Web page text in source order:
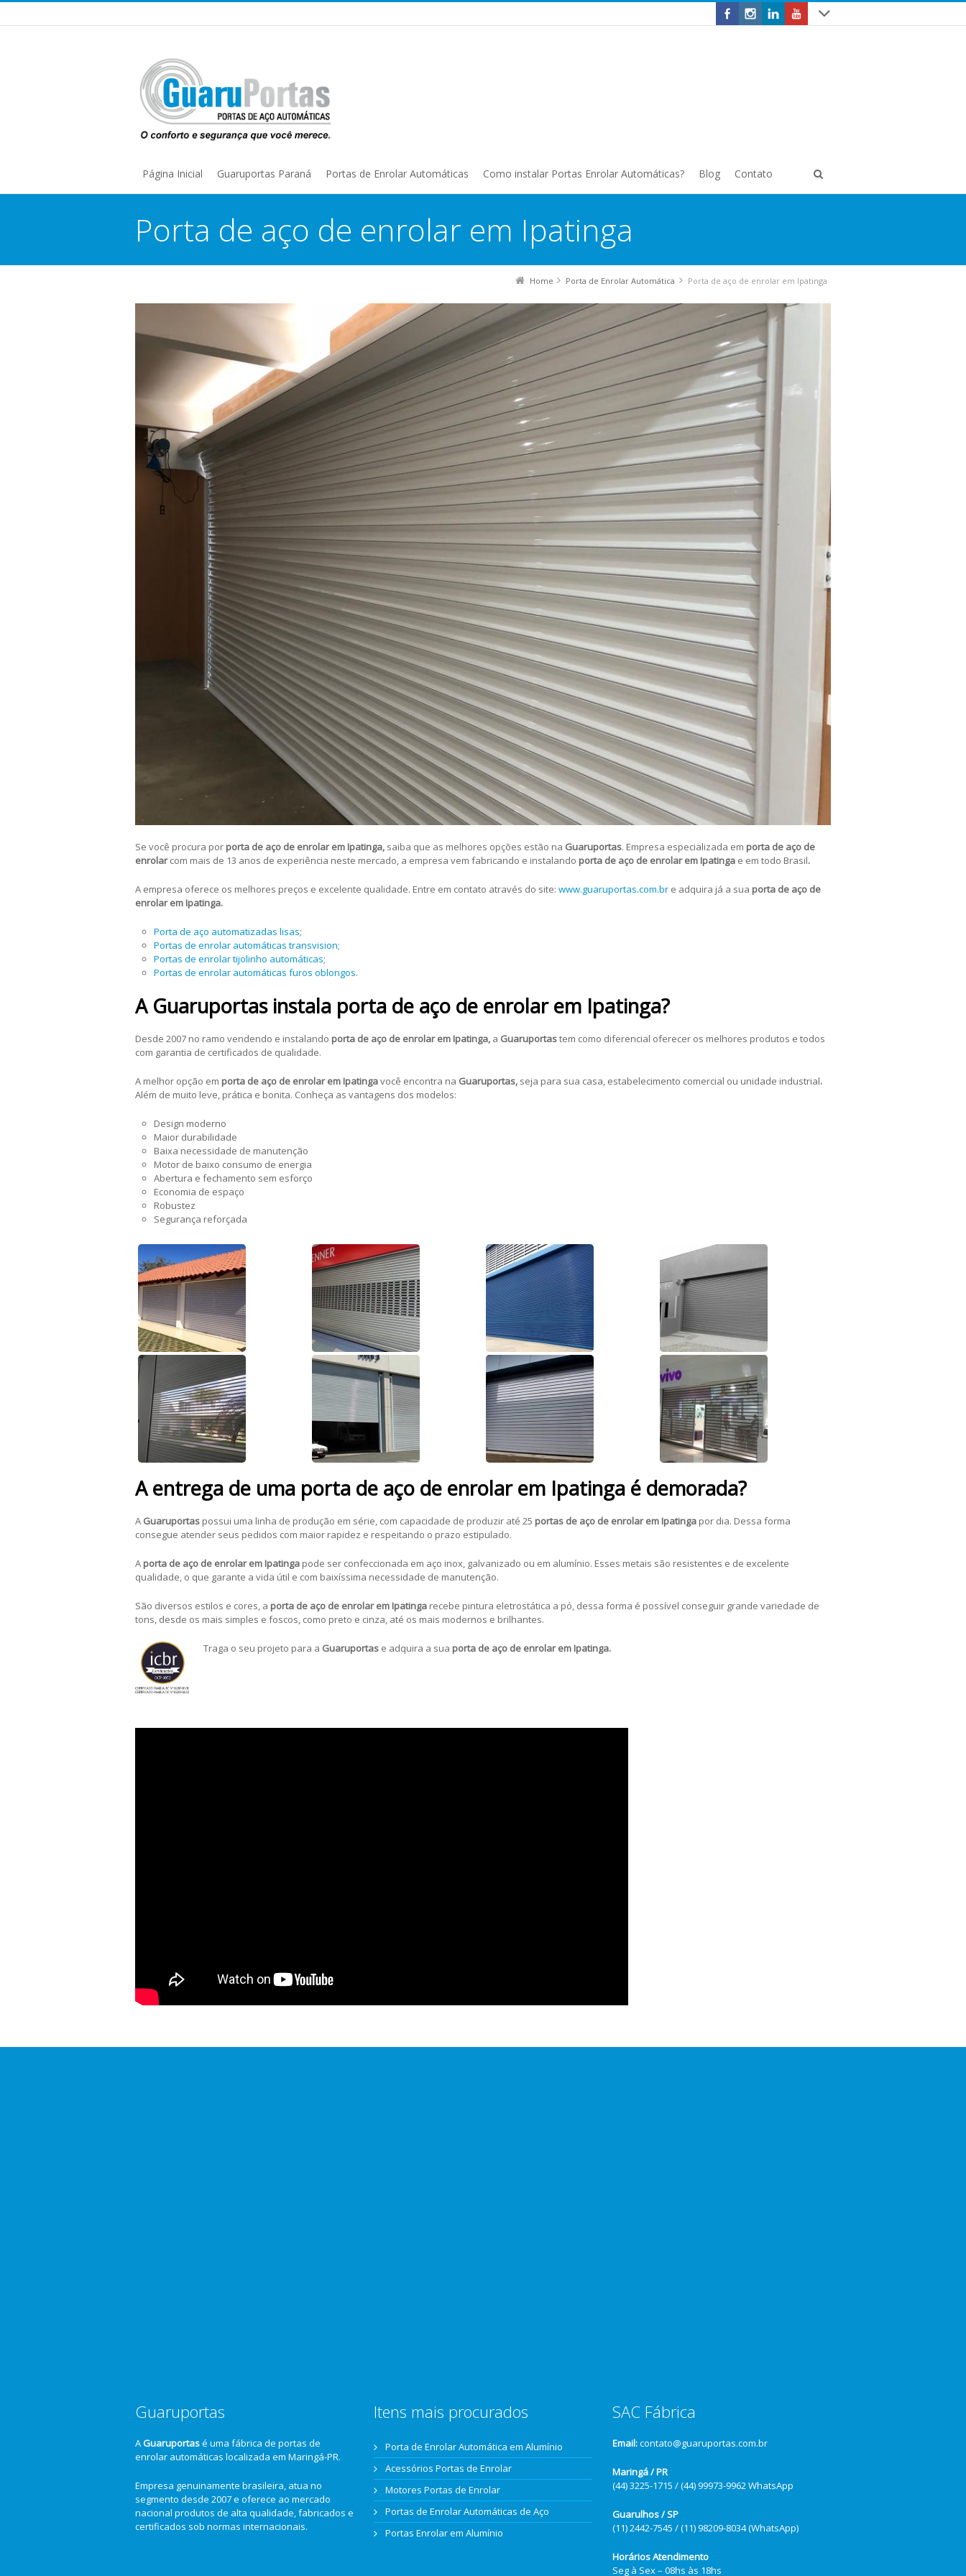
Página Inicial Guaruportas Paraná Portas de Enrolar Automáticas Como instalar Portas Enrolar Automáticas? Blog Contato
Porta de aço de enrolar em Ipatinga
Home Porta de Enrolar Automática Porta de aço de enrolar em Ipatinga
Se você procura por porta de aço de enrolar em Ipatinga, saiba que as melhores opções estão na Guaruportas. Empresa especializada em porta de aço de
enrolarcom mais de 13 anos de experiência neste mercado, a empresa vem fabricando e instalando porta de aço de enrolar em Ipatinga e em todo Brasil.
A empresa oferece os melhores preços e excelente qualidade. Entre em contato através do site: www.guaruportas.com.br e adquira já a sua porta de aço de
enrolar em Ipatinga.
Porta de aço automatizadas lisas;
Portas de enrolar automáticas transvision;
Portas de enrolar tijolinho automáticas;
Portas de enrolar automáticas furos oblongos.
A Guaruportas instala porta de aço de enrolar em Ipatinga?
Desde 2007 no ramo vendendo e instalando porta de aço de enrolar em Ipatinga, a Guaruportastem como diferencial oferecer os melhores produtos e todos
com garantia de certificados de qualidade.
A melhor opção em porta de aço de enrolar em Ipatingavocê encontra na Guaruportas, seja para sua casa, estabelecimento comercial ou unidade industrial.
Além de muito leve, prática e bonita. Conheça as vantagens dos modelos:
Design moderno
Maior durabilidade
Baixa necessidade de manutenção
Motor de baixo consumo de energia
Abertura e fechamento sem esforço
Economia de espaço
Robustez
Segurança reforçada
A entrega de uma porta de aço de enrolar em Ipatinga é demorada?
A Guaruportas possui uma linha de produção em série, com capacidade de produzir até 25 portas de aço de enrolar em Ipatinga por dia. Dessa forma
consegue atender seus pedidos com maior rapidez e respeitando o prazo estipulado.
A porta de aço de enrolar em Ipatinga pode ser confeccionada em aço inox, galvanizado ou em alumínio. Esses metais são resistentes e de excelente
qualidade, o que garante a vida útil e com baixíssima necessidade de manutenção.
São diversos estilos e cores, a porta de aço de enrolar em Ipatinga recebe pintura eletrostática a pó, dessa forma é possível conseguir grande variedade de
tons, desde os mais simples e foscos, como preto e cinza, até os mais modernos e brilhantes.
Traga o seu projeto para a Guaruportas e adquira a sua porta de aço de enrolar em Ipatinga.
Guaruportas
AGuaruportasé uma fábrica de portas de
enrolar automáticas localizada em Maringá-PR.
Empresa genuinamente brasileira, atua no
segmento desde 2007 e oferece ao mercado
nacional produtos de alta qualidade, fabricados e
certificados sob normas internacionais.
Itens mais procurados
Porta de Enrolar Automática em Alumínio
Acessórios Portas de Enrolar
Motores Portas de Enrolar
Portas de Enrolar Automáticas de Aço
Portas Enrolar em Alumínio
SAC Fábrica
Email:contato@guaruportas.com.br
Maringá / PR
(44) 3225-1715 / (44) 99973-9962 WhatsApp
Guarulhos / SP
(11) 2442-7545 / (11) 98209-8034 (WhatsApp)
Horários Atendimento
Seg à Sex – 08hs às 18hs